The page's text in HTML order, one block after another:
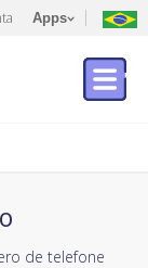
Apps
de telefone